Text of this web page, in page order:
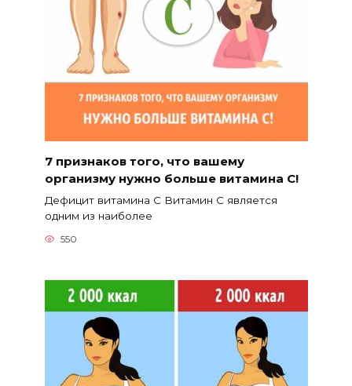
7 признаков того, что вашему
организму нужно больше витамина С!
Дефицит витамина С Витамин С является
одним из наиболее
550